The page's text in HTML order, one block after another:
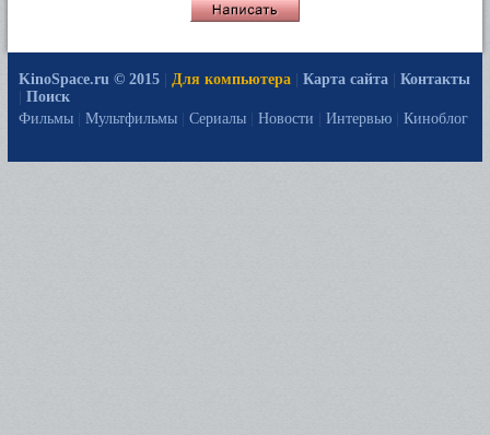
KinoSpace.ru © 2015 Для компьютера Карта сайта
Контакты
Поиск
Фильмы
Мультфильмы Сериалы Новости Интервью Киноблог